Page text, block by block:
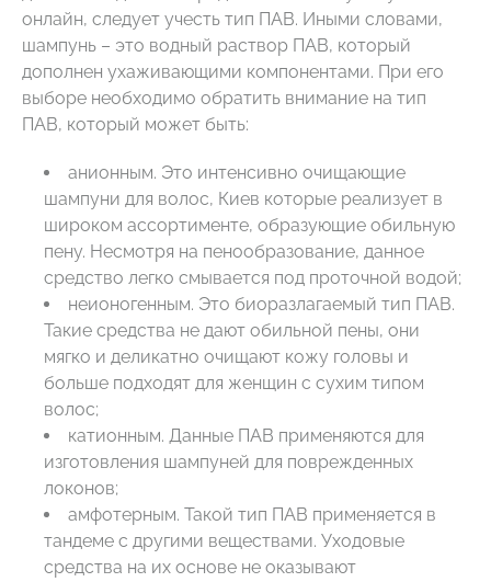
онлайн, следует учесть тип ПАВ. Иными словами,
шампунь – это водный раствор ПАВ, который
дополнен ухаживающими компонентами. При его
выборе необходимо обратить внимание на тип
ПАВ, который может быть:
анионным. Это интенсивно очищающие
шампуни для волос, Киев которые реализует в
широком ассортименте, образующие обильную
пену. Несмотря на пенообразование, данное
средство легко смывается под проточной водой;
неионогенным. Это биоразлагаемый тип ПАВ.
Такие средства не дают обильной пены, они
мягко и деликатно очищают кожу головы и
больше подходят для женщин с сухим типом
волос;
катионным. Данные ПАВ применяются для
изготовления шампуней для поврежденных
локонов;
амфотерным. Такой тип ПАВ применяется в
тандеме с другими веществами. Уходовые
средства на их основе не оказывают